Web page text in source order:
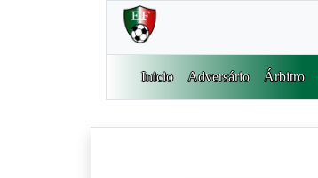
Inicio Adversário Árbitro